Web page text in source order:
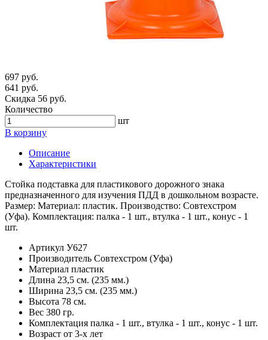
697 руб.
641 руб.
Скидка 56 руб.
Количество
шт
В корзину
Описание
Характеристики
Стойка подставка для пластикового дорожного знака
предназначенного для изучения ПДД в дошкольном возрасте.
Размер: Материал: пластик. Производство: Совтехстром
(Уфа). Комплектация: палка - 1 шт., втулка - 1 шт., конус - 1
шт.
Артикул У627
Производитель Совтехстром (Уфа)
Материал пластик
Длина 23,5 см. (235 мм.)
Ширина 23,5 см. (235 мм.)
Высота 78 см.
Вес 380 гр.
Комплектация палка - 1 шт., втулка - 1 шт., конус - 1 шт.
Возраст от 3-х лет